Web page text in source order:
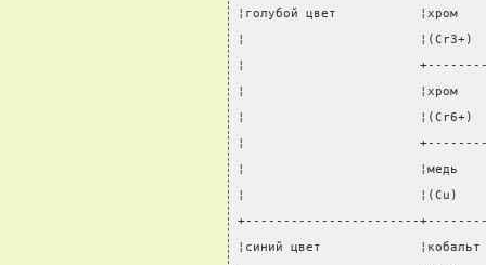
¦голубой цвет
¦                       ¦(Cr3+)
¦                       +----------
¦                       ¦хром
¦
¦                       +----------
¦                       ¦медь
¦                       ¦(Cu)
+-----------------------
¦синий цвет